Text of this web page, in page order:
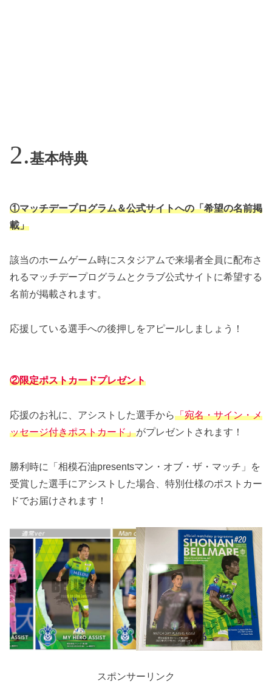
基本特典
①マッチデープログラム＆公式サイトへの「希望の名前掲
載」
該当のホームゲーム時にスタジアムで来場者全員に配布さ
れるマッチデープログラムとクラブ公式サイトに希望する
名前が掲載されます。
応援している選手への後押しをアピールしましょう！
②限定ポストカードプレゼント
応援のお礼に、アシストした選手から「宛名・サイン・メ
ッセージ付きポストカード」がプレゼントされます！
勝利時に「相模石油presentsマン・オブ・ザ・マッチ」を
受賞した選手にアシストした場合、特別仕様のポストカー
ドでお届けされます！
スポンサーリンク